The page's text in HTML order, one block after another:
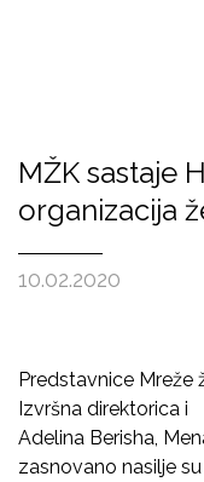
MŽK sastaje
organizacija
10.02.2020
Predstavnice Mreže
Izvršna direktorica i
Adelina Berisha,
zasnovano nasilje